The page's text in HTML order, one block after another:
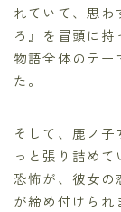
れていて、思わ
ろ』を冒頭に持
物語全体のテー
た。
そして、鹿ノ
っと張り詰め
恐怖が、彼女
が締め付けられ